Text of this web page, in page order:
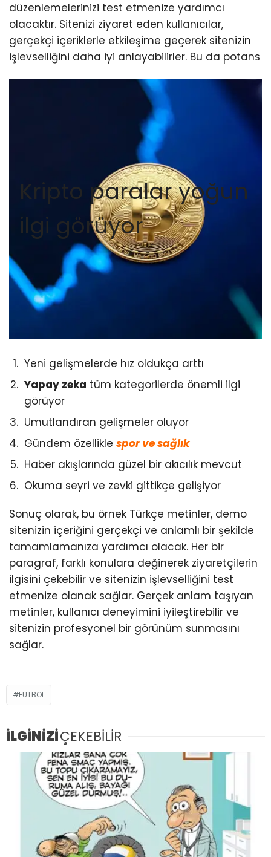
düzenlemelerinizi test etmenize yardımcı
olacaktır. Sitenizi ziyaret eden kullanıcılar,
gerçekçi içeriklerle etkileşime geçerek sitenizin
işlevselliğini daha iyi anlayabilirler. Bu da potans
Kripto paralar yoğun
ilgi görüyor
Yeni gelişmelerde hız oldukça arttı
Yapay zeka tüm kategorilerde önemli ilgi
görüyor
Umutlandıran gelişmeler oluyor
Gündem özellikle spor ve sağlık
Haber akışlarında güzel bir akıcılık mevcut
Okuma seyri ve zevki gittikçe gelişiyor
Sonuç olarak, bu örnek Türkçe metinler, demo
sitenizin içeriğini gerçekçi ve anlamlı bir şekilde
tamamlamanıza yardımcı olacak. Her bir
paragraf, farklı konulara değinerek ziyaretçilerin
ilgisini çekebilir ve sitenizin işlevselliğini test
etmenize olanak sağlar. Gerçek anlam taşıyan
metinler, kullanıcı deneyimini iyileştirebilir ve
sitenizin profesyonel bir görünüm sunmasını
sağlar.
FUTBOL
İLGİNİZİÇEKEBİLİR